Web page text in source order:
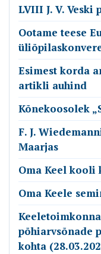
LVIII J. V. Veski
Ootame teese
Esimest korda
artikli auhind
Kõnekoosolek
F. J.
Maarjas
Oma Keel kooli
Oma Keele
põhiarvsõnade
kohta